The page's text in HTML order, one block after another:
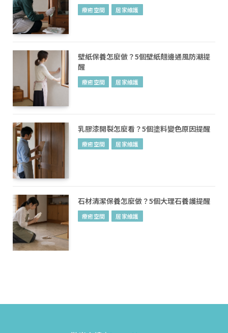
療癒空間 居家維護
壁紙保養怎麼做？5個壁紙翹邊通風防潮提
醒
療癒空間 居家維護
乳膠漆開裂怎麼看？5個塗料變色原因提醒
療癒空間 居家維護
石材清潔保養怎麼做？5個大理石養護提醒
療癒空間 居家維護